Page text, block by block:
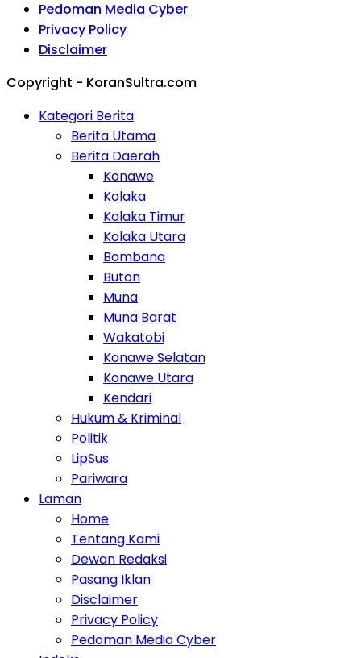
Pedoman Media Cyber
Privacy Policy
Disclaimer
Copyright - KoranSultra.com
Kategori Berita
Berita Utama
Berita Daerah
Konawe
Kolaka
Kolaka Timur
Kolaka Utara
Bombana
Buton
Muna
Muna Barat
Wakatobi
Konawe Selatan
Konawe Utara
Kendari
Hukum & Kriminal
Politik
LipSus
Pariwara
Laman
Home
Tentang Kami
Dewan Redaksi
Pasang Iklan
Disclaimer
Privacy Policy
Pedoman Media Cyber